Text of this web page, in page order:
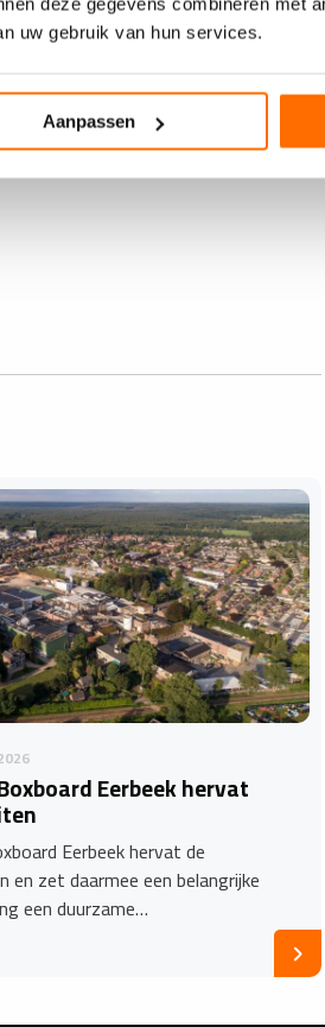
uw gebruik van hun services.
Aanpassen
geschikt voor digitale en offsetdruk.
professionele en geteste
nu vrijblijvend monsters aanvragen
vanUnitedprintzijn te
Eerbeek hervat
Eerbeek hervat de
zet daarmee een belangrijke
een duurzame…